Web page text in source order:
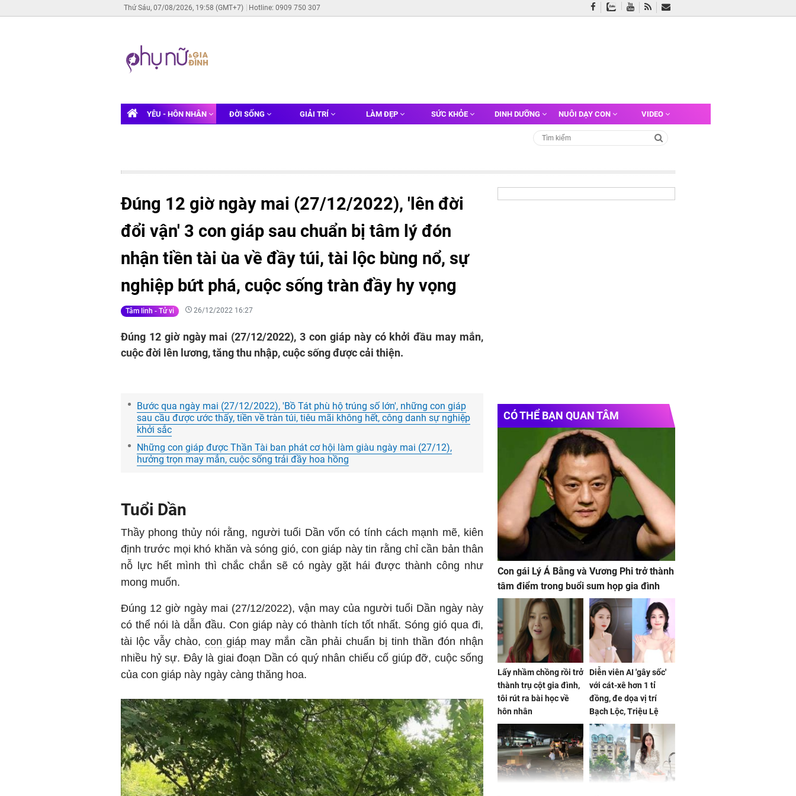
Thứ Sáu, 07/08/2026, 19:58 (GMT+7) Hotline: 0909 750 307
YÊU - HÔN NHÂN ĐỜI SỐNG GIẢI TRÍ LÀM ĐẸP SỨC KHỎE DINH DƯỠNG NUÔI DẠY CON VIDEO
Đúng 12 giờ ngày mai (27/12/2022), 'lên đời
đổi vận' 3 con giáp sau chuẩn bị tâm lý đón
nhận tiền tài ùa về đầy túi, tài lộc bùng nổ, sự
nghiệp bứt phá, cuộc sống tràn đầy hy vọng
Tâm linh - Tử vi 26/12/2022 16:27
Đúng 12 giờ ngày mai (27/12/2022), 3 con giáp này có khởi đầu may mắn,
cuộc đời lên lương, tăng thu nhập, cuộc sống được cải thiện.
Bước qua ngày mai (27/12/2022), 'Bồ Tát phù hộ trúng số lớn', những con giáp
sau cầu được ước thấy, tiền về tràn túi, tiêu mãi không hết, công danh sự nghiệp
khởi sắc
Những con giáp được Thần Tài ban phát cơ hội làm giàu ngày mai (27/12),
hưởng trọn may mắn, cuộc sống trải đầy hoa hồng
Tuổi Dần
Thầy phong thủy nói rằng, người tuổi Dần vốn có tính cách mạnh mẽ, kiên
định trước mọi khó khăn và sóng gió, con giáp này tin rằng chỉ cần bản thân
nỗ lực hết mình thì chắc chắn sẽ có ngày gặt hái được thành công như
mong muốn.
Đúng 12 giờ ngày mai (27/12/2022), vận may của người tuổi Dần ngày này
có thể nói là dẫn đầu. Con giáp này có thành tích tốt nhất. Sóng gió qua đi,
tài lộc vẫy chào,con giáp may mắn cần phải chuẩn bị tinh thần đón nhận
nhiều hỷ sự. Đây là giai đoạn Dần có quý nhân chiếu cố giúp đỡ, cuộc sống
của con giáp này ngày càng thăng hoa.
CÓ THỂ BẠN QUAN TÂM
Con gái Lý Á Bằng và Vương Phi trở thành
tâm điểm trong buổi sum họp gia đình
Lấy nhầm chồng rồi trở
thành trụ cột gia đình,
tôi rút ra bài học về
hôn nhân
Diễn viên AI 'gây sốc'
với cát-xê hơn 1 tỉ
đồng, đe dọa vị trí
Bạch Lộc, Triệu Lệ
Dĩnh